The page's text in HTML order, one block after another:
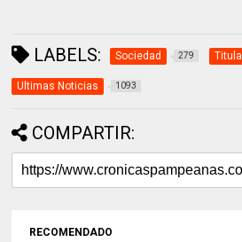
LABELS: Sociedad 279
Ultimas Noticias 1093
COMPARTIR:
RECOMENDADO